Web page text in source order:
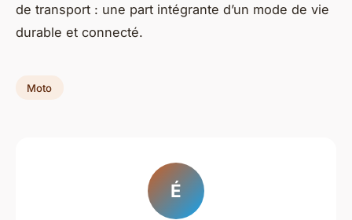
de transport : une part intégrante d’un mode de vie
durable et connecté.
Moto
É